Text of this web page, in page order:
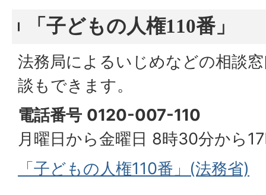
「子どもの人権110番」
法務局によるいじめなどの相談
談もできます。
電話番号 0120-007-110
月曜日から金曜日 8時30分から
「子どもの人権110番」(法務省)